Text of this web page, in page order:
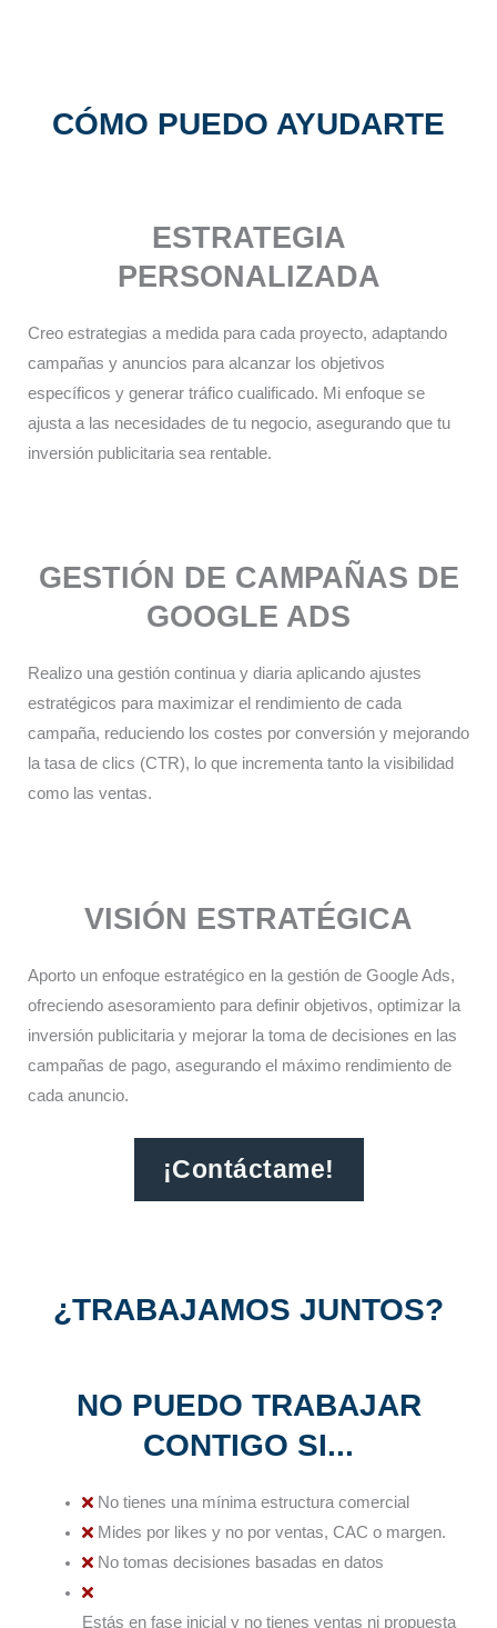
CÓMO PUEDO AYUDARTE
ESTRATEGIA
PERSONALIZADA​
Creo estrategias a medida para cada proyecto, adaptando
campañas y anuncios para alcanzar los objetivos
específicos y generar tráfico cualificado. Mi enfoque se
ajusta a las necesidades de tu negocio, asegurando que tu
inversión publicitaria sea rentable.
GESTIÓN DE CAMPAÑAS DE
GOOGLE ADS
Realizo una gestión continua y diaria aplicando ajustes
estratégicos para maximizar el rendimiento de cada
campaña, reduciendo los costes por conversión y mejorando
la tasa de clics (CTR), lo que incrementa tanto la visibilidad
como las ventas.​
VISIÓN ESTRATÉGICA
Aporto un enfoque estratégico en la gestión de Google Ads,
ofreciendo asesoramiento para definir objetivos, optimizar la
inversión publicitaria y mejorar la toma de decisiones en las
campañas de pago, asegurando el máximo rendimiento de
cada anuncio.​
¡Contáctame!
¿TRABAJAMOS JUNTOS?
NO PUEDO TRABAJAR
CONTIGO SI...
No tienes una mínima estructura comercial
Mides por likes y no por ventas, CAC o margen.
No tomas decisiones basadas en datos
Estás en fase inicial y no tienes ventas ni propuesta